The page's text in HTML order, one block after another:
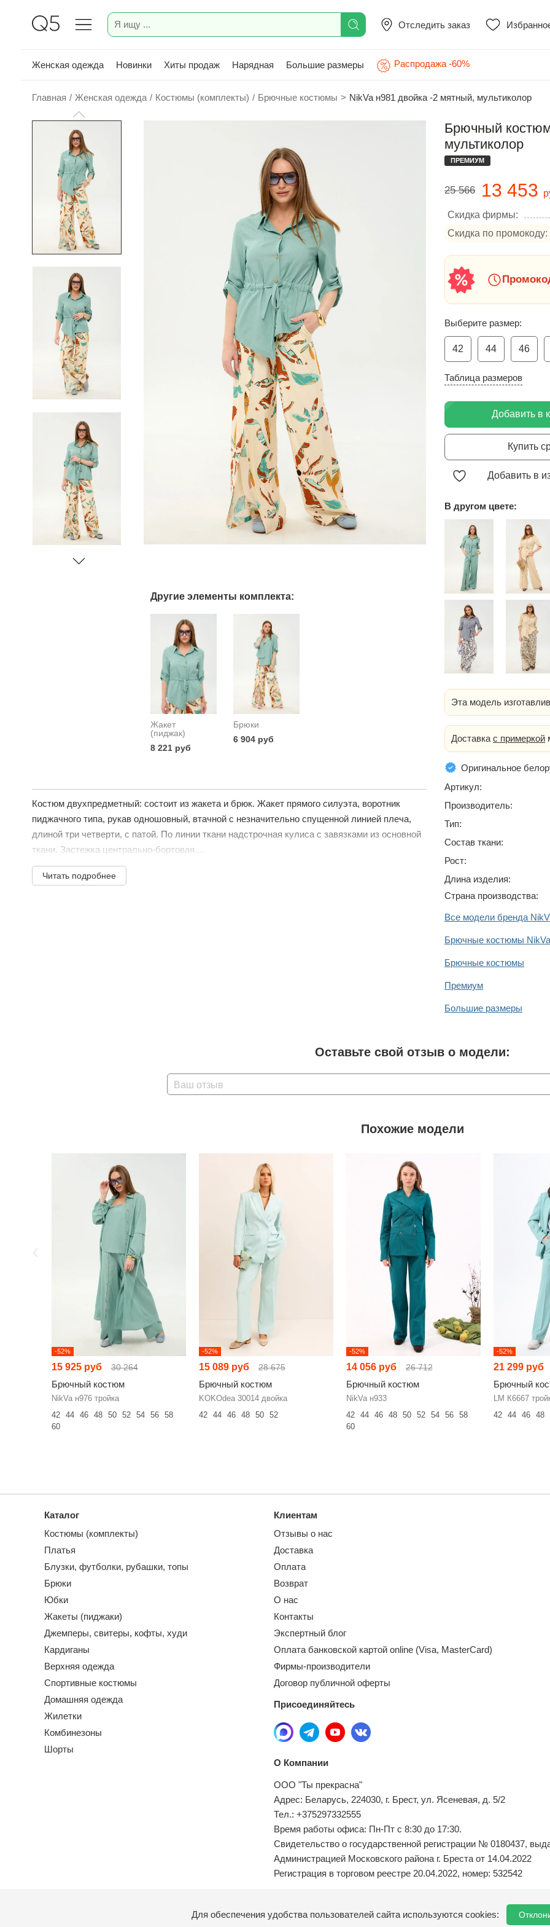
Отследить заказ
Женская одежда Новинки Хиты продаж Нарядная Большие размеры Распродажа -60%
Главная / Женская одежда / Костюмы (комплекты) / Брючные костюмы > NikVa н981 двойка -2 мятный, мультиколор
Другие элементы комплекта:
Жакет
(пиджак)
8 221 руб
Брюки
6 904 руб
Костюм двухпредметный: состоит из жакета и брюк. Жакет прямого силуэта, воротник
пиджачного типа, рукав одношовный, втачной с незначительно спущенной линией плеча,
длиной три четверти, с патой. По линии ткани надстрочная кулиса с завязками из основной
ткани. Застежка центрально-бортовая....
Читать подробнее
Брючный
мультиколор
ПРЕМИУМ
25 566 13 453
Скидка фирмы:
Скидка по промокоду:
Выберите размер:
42 44 46
Таблица размеров
Добавить в
Купить
Добавить в
В другом цвете:
Эта модель
Доставка с примеркой
Оригинальное
Артикул:
Производитель:
Тип:
Состав ткани:
Рост:
Длина изделия:
Страна производства:
Все модели бренда
Брючные костюмы NikVa
Брючные костюмы
Премиум
Большие размеры
Оставьте свой отзыв о модели:
Ваш отзыв
Похожие модели
-52%
15 925 руб 30 264
Брючный костюм
NikVa н976 тройка
42
44 46 48 50 52 54 56
58
60
-52%
15 089 руб 28 675
Брючный костюм
KOKOdea 30014 двойка
42
44 46 48 50 52
-52%
14 056 руб 26 712
Брючный костюм
NikVa н933
42
44 46 48 50 52 54 56
58
60
-52%
21 299 руб
Брючный
LM К6667
42
44 46 48
Каталог
Костюмы (комплекты)
Платья
Блузки, футболки, рубашки, топы
Брюки
Юбки
Жакеты (пиджаки)
Джемперы, свитеры, кофты, худи
Кардиганы
Верхняя одежда
Спортивные костюмы
Домашняя одежда
Жилетки
Комбинезоны
Шорты
Клиентам
Отзывы о нас
Доставка
Оплата
Возврат
О нас
Контакты
Экспертный блог
Оплата банковской картой online (Visa, MasterCard)
Фирмы-производители
Договор публичной оферты
Присоединяйтесь
О Компании
ООО "Ты прекрасна"
Адрес: Беларусь, 224030, г. Брест, ул. Ясеневая, д. 5/2
Тел.: +375297332555
Время работы офиса: Пн-Пт с 8:30 до 17:30.
Свидетельство о государственной регистрации № 0180437,
Администрацией Московского района г. Бреста от 14.04.2022
Регистрация в торговом реестре 20.04.2022, номер: 532542
Местный исполнительный орган по обращениям покупателей:
8(0162) 21-04-75
Для обеспечения удобства пользователей сайта используются cookies: